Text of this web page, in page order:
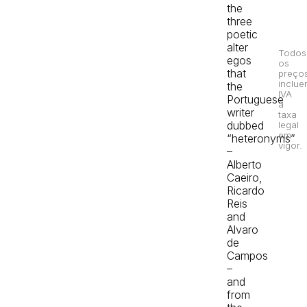
the
three
poetic
alter
egos
that
the
Portuguese
writer
dubbed
“heteronyms”
–
Alberto
Caeiro,
Ricardo
Reis
and
Alvaro
de
Campos
–
and
from
Todos
os
IVA
à
taxa
legal
em
vigor.